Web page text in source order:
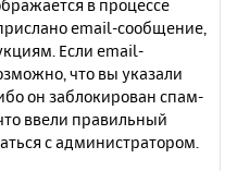
в процессе
email-сообщение,
Если email-
что вы указали
он заблокирован спам-
ввели правильный
с администратором.